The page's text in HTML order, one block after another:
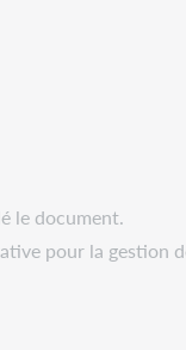
le document.
pour la gestion